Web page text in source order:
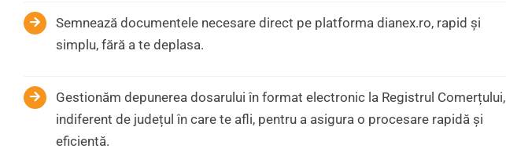
Semnează documentele necesare direct pe platforma dianex.ro, rapid și
simplu, fără a te deplasa.
Gestionăm depunerea dosarului în format electronic la Registrul Comerțului,
indiferent de județul în care te afli, pentru a asigura o procesare rapidă și
eficientă.